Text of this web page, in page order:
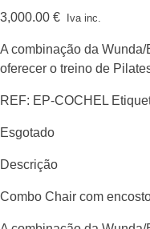
3,000.00 € Iva inc.
A combinação da
oferecer o treino de
REF: EP-COCHEL
Esgotado
Descrição
Combo Chair com